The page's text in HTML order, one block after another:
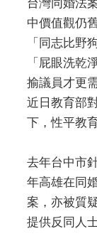
台灣同婚法
中價值觀仍
「同志比野
「屁眼洗乾
揄議員才更
近日教育部
下，性平教
去年台中市
年高雄在同
案，亦被質
提供反同人